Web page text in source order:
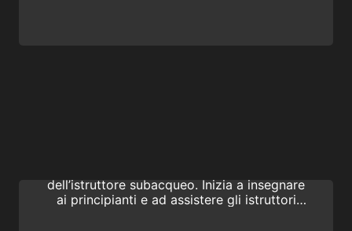
dell’istruttore subacqueo. Inizia a insegnare
ai principianti e ad assistere gli istruttori